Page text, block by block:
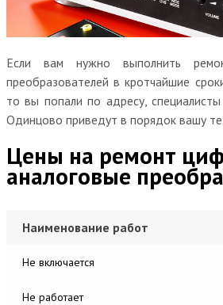
Если вам нужно выполнить
преобразователей в кротчайшие
то вы попали по адресу,
Одинцово приведут в порядок вашу
Цены на ремонт
аналоговые
Наименование работ
Не включается
Не работает